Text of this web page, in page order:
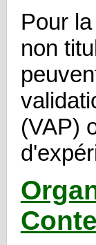
Pour
non
(VAP)